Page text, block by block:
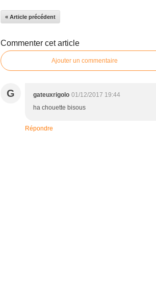
« Article précédent
Commenter cet article
Ajouter un commentaire
G gateuxrigolo 01/12/2017 19:44
ha chouette bisous
Répondre